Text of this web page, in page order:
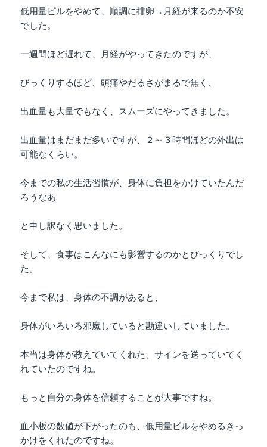
低用量ピルをやめて、順調に排卵→月経が来るのか不安
でした。
一週間ほど遅れて、月経がやってきたのですが、
びっくりするほど、頭痛やだるさがまるで無く、
出血量も大量でもなく、スムーズにやってきました。
出血量はまだまだ多いですが、２～３時間ほどの外出は
可能なくらい。
今までの私の生活習慣が、身体に負担をかけていたんだ
ろうなあ
と申し訳なく思いました。
そして、食事はこんなにも影響するのかとびっくりでし
た。
今まで私は、身体の不調があると、
身体がいろいろ邪魔していると勘違いしていました。
本当は身体が教えていてくれた、サインを送っていてく
れていたのですね。
もっと自分の身体を信頼することが大事ですね。
血小板の数値が下がったのも、低用量ピルをやめるきっ
かけをくれたのですね。